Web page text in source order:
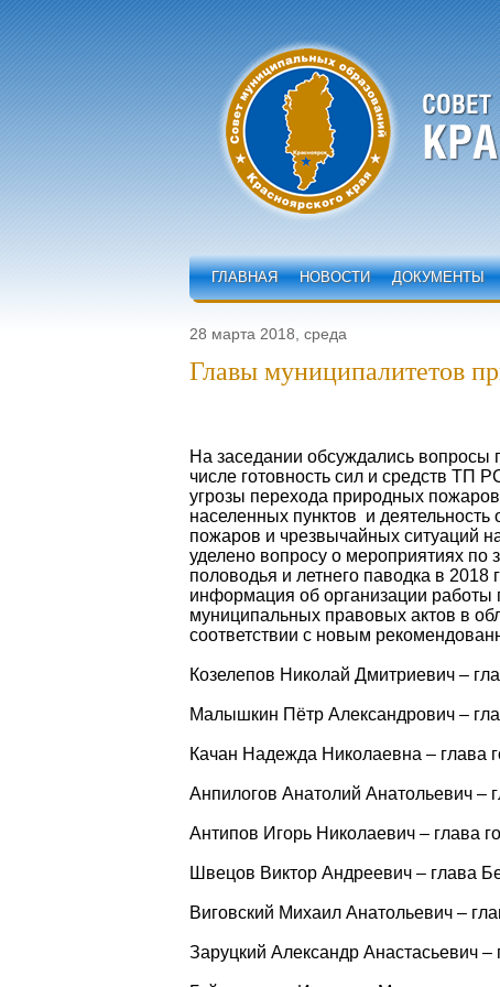
ГЛАВНАЯ НОВОСТИ ДОКУМЕНТЫ
28 марта 2018, среда
Главы муниципалитетов
На заседании обсуждались вопросы
числе готовность сил и средств ТП
угрозы перехода природных
населенных пунктов и
пожаров и чрезвычайных ситуаций
уделено вопросу о мероприятиях по
половодья и летнего паводка в
информация об организации
муниципальных правовых актов в
соответствии с новым
Козелепов Николай Дмитриевич –
Малышкин Пётр Александрович –
Качан Надежда Николаевна – глава
Анпилогов Анатолий Анатольевич –
Антипов Игорь Николаевич – глава
Швецов Виктор Андреевич – глава
Виговский Михаил Анатольевич –
Заруцкий Александр Анастасьевич –